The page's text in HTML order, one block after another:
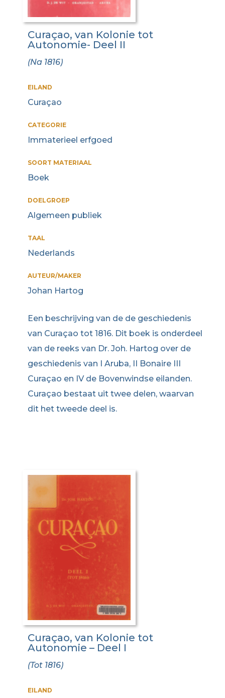
Curaçao, van Kolonie tot
Autonomie- Deel II
(Na 1816)
EILAND
Curaçao
CATEGORIE
Immaterieel erfgoed
SOORT MATERIAAL
Boek
DOELGROEP
Algemeen publiek
TAAL
Nederlands
AUTEUR/MAKER
Johan Hartog
Een beschrijving van de de geschiedenis
van Curaçao tot 1816. Dit boek is onderdeel
van de reeks van Dr. Joh. Hartog over de
geschiedenis van I Aruba, II Bonaire III
Curaçao en IV de Bovenwindse eilanden.
Curaçao bestaat uit twee delen, waarvan
dit het tweede deel is.
Curaçao, van Kolonie tot
Autonomie – Deel I
(Tot 1816)
EILAND